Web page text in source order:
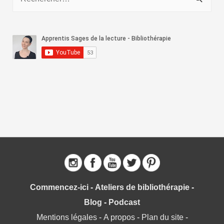
e
r
Commencez-ici - Ateliers de bibliothérapie -
Blog - Podcast
Mentions légales- A propos- Plan du site-